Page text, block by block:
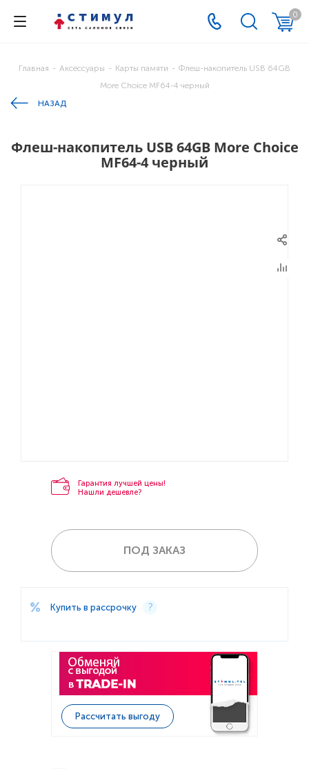
0
Главная - Аксессуары - Карты памяти - Флеш-накопитель USB 64GB
More Choice MF64-4 черный
НАЗАД
Флеш-накопитель USB 64GB More Choice
MF64-4 черный
Гарантия лучшей цены!
Нашли дешевле?
ПОД ЗАКАЗ
Купить в рассрочку
Рассчитать выгоду